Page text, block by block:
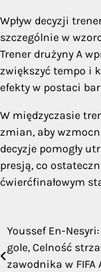
Wpływ decyzji
szczególnie w
Trener drużyny A
zwiększyć tempo i
efekty w postaci
W międzyczasie
zmian, aby
decyzje pomogły
presją, co
ćwierćfinałowym
Post
navigation
Youssef En-
gole, Celność
zawodnika w FIFA